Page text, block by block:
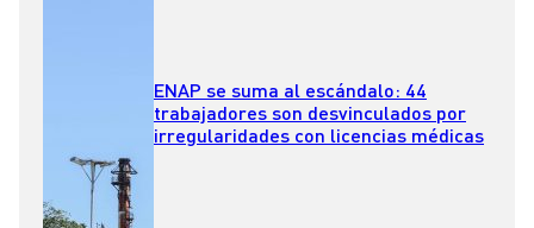
ENAP se suma al escándalo: 44
trabajadores son desvinculados por
irregularidades con licencias médicas